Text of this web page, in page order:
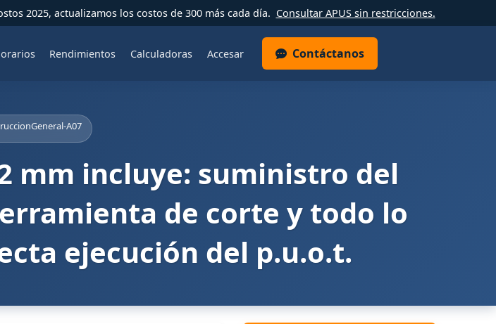
2025, actualizamos los costos de 300 más cada día. Consultar APUS sin restricciones.
Rendimientos Calculadoras Accesar Contáctanos
A07
mm incluye: suministro del
de corte y todo lo
ejecución del p.u.o.t.